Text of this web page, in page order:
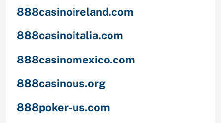
888casinoireland.com
888casinoitalia.com
888casinomexico.com
888casinous.org
888poker-us.com